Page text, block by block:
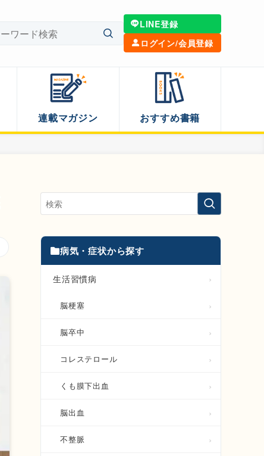
LINE登録
ログイン/会員登録
連載マガジン おすすめ書籍
病気・症状から探す
生活習慣病
脳梗塞
脳卒中
コレステロール
くも膜下出血
脳出血
不整脈